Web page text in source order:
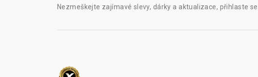
Nezmeškejte zajímavé slevy, dárky a aktualizace, přihlaste se